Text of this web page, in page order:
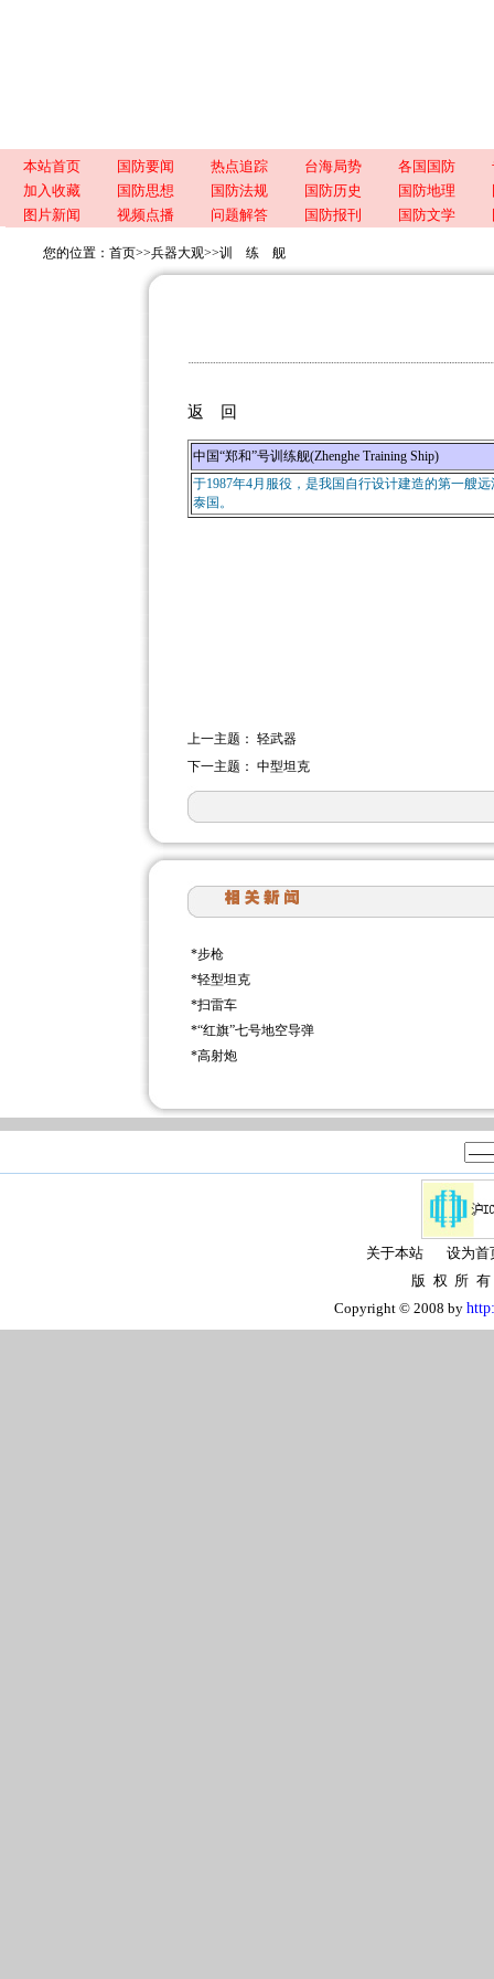
本站首页 国防要闻 热点追踪 台海局势 各国国防
加入收藏
国防思想 国防法规 国防历史 国防地理
图片新闻
视频点播 问题解答 国防报刊 国防文学
您的位置： 首页>>兵器大观>>训 练 舰
返 回
中国“郑和”号训练舰(Zhenghe Training Ship)
于1987年4月服役，是我国自行设计建造的第一艘
泰国。
上一主题： 轻武器
下一主题： 中型坦克
*步枪
*轻型坦克
*扫雷车
*“红旗”七号地空导弹
*高射炮